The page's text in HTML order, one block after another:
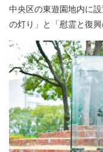
中央区の東遊園地内に
の灯り」と「慰霊と復